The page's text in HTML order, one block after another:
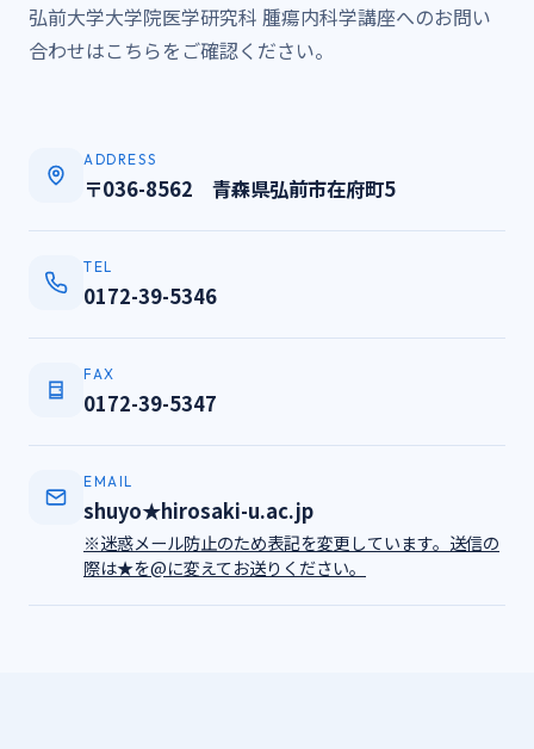
弘前大学大学院医学研究科 腫瘍内科学講座へのお問い
合わせはこちらをご確認ください。
ADDRESS
〒036-8562 青森県弘前市在府町5
TEL
0172-39-5346
FAX
0172-39-5347
EMAIL
shuyo★hirosaki-u.ac.jp
※迷惑メール防止のため表記を変更しています。送信の
際は★を@に変えてお送りください。